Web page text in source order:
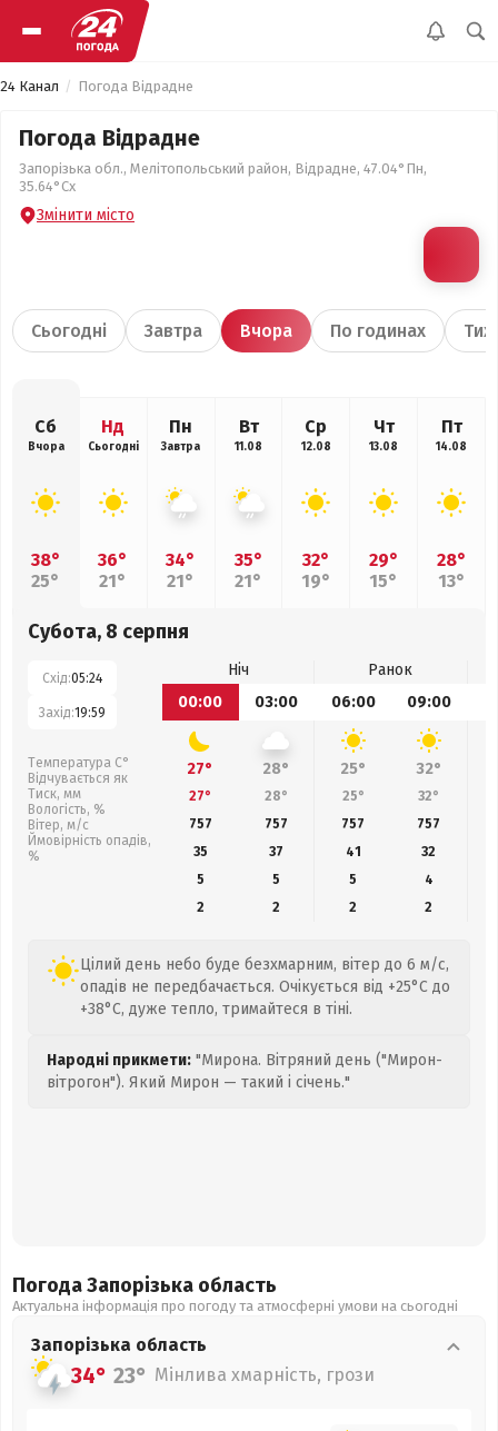
24 Канал Погода Відрадне
Погода Відрадне
Запорізька обл., Мелітопольський район, Відрадне, 47.04°Пн,
35.64°Сх
Змінити місто
Сьогодні Завтра Вчора По годинах
Сб
Вчора
38°
25°
Нд
Сьогодні
36°
21°
Пн
Завтра
34°
21°
Вт
11.08
35°
21°
Ср
12.08
32°
19°
Чт
13.08
29°
15°
Пт
14.08
28°
13°
Субота, 8 серпня
Схід:05:24
Захід:19:59
Температура С°
Відчувається як
Тиск, мм
Вологість, %
Вітер, м/с
Ймовірність опадів,
%
Ніч
Ранок
00:00
03:00 06:00 09:00
27° 28° 25° 32°
27° 28° 25° 32°
757
757 757 757
35
37 41 32
5
5 5
4
2
2 2 2
Цілий день небо буде безхмарним, вітер до 6 м/с,
опадів не передбачається. Очікується від +25°C до
+38°C, дуже тепло, тримайтеся в тіні.
Народні прикмети: "Мирона. Вітряний день ("Мирон-
вітрогон"). Який Мирон — такий і січень."
Погода Запорізька область
Актуальна інформація про погоду та атмосферні умови на сьогодні
Запорізька область
34° 23° Мінлива хмарність, грози